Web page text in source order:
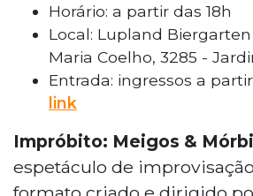
Horário: a partir das 18h
Local: Lupland
Maria Coelho, 3285 -
Entrada: ingressos a
link
Impróbito: Meigos &
espetáculo de